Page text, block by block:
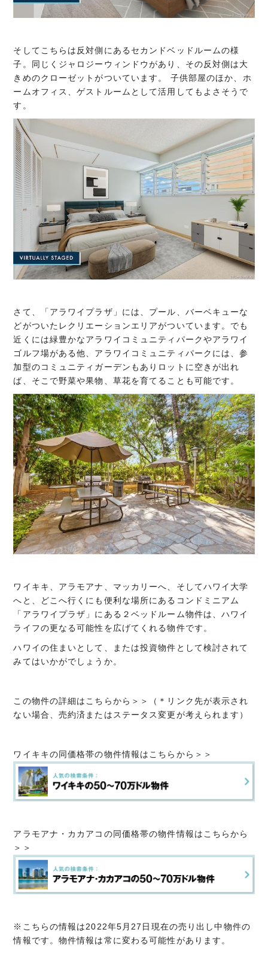
そしてこちらは反対側にあるセカンドベッドルームの様
子。同じくジャロジーウィンドウがあり、その反対側は大
きめのクローゼットがついています。 子供部屋のほか、ホ
ームオフィス、ゲストルームとして活用してもよさそうで
す。
さて、「アラワイプラザ」には、プール、バーベキューな
どがついたレクリエーションエリアがついています。でも
近くには緑豊かなアラワイコミュニティパークやアラワイ
ゴルフ場がある他、アラワイコミュニティパークには、参
加型のコミュニティガーデンもありロットに空きが出れ
ば、そこで野菜や果物、草花を育てることも可能です。
ワイキキ、アラモアナ、マッカリーへ、そしてハワイ大学
へと、どこへ行くにも便利な場所にあるコンドミニアム
「アラワイプラザ」にある２ベッドルーム物件は、ハワイ
ライフの更なる可能性を広げてくれる物件です。
ハワイの住まいとして、または投資物件として検討されて
みてはいかがでしょうか。
この物件の詳細はこちらから＞＞（＊リンク先が表示され
ない場合、売約済またはステータス変更が考えられます）
ワイキキの同価格帯の物件情報はこちらから＞＞
アラモアナ・カカアコの同価格帯の物件情報はこちらから
＞＞
※こちらの情報は2022年5月27日現在の売り出し中物件の
情報です。物件情報は常に変わる可能性があります。